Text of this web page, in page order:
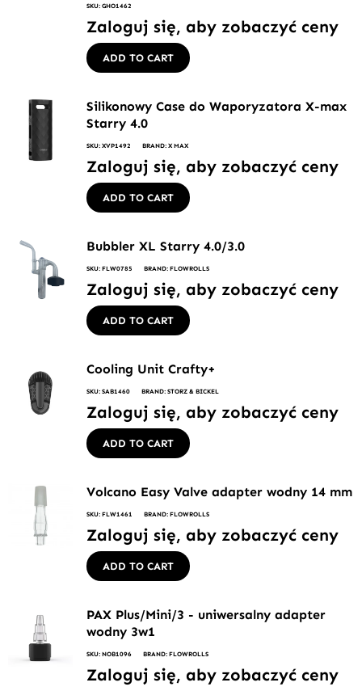
SKU: GHO1462
Zaloguj się, aby zobaczyć ceny
ADD TO CART
Silikonowy Case do Waporyzatora X-max
Starry 4.0
SKU: XVP1492 BRAND: X MAX
Zaloguj się, aby zobaczyć ceny
ADD TO CART
Bubbler XL Starry 4.0/3.0
SKU: FLW0785 BRAND: FLOWROLLS
Zaloguj się, aby zobaczyć ceny
ADD TO CART
Cooling Unit Crafty+
SKU: SAB1460 BRAND: STORZ & BICKEL
Zaloguj się, aby zobaczyć ceny
ADD TO CART
Volcano Easy Valve adapter wodny 14 mm
SKU: FLW1461 BRAND: FLOWROLLS
Zaloguj się, aby zobaczyć ceny
ADD TO CART
PAX Plus/Mini/3 - uniwersalny adapter
wodny 3w1
SKU: NOB1096 BRAND: FLOWROLLS
Zaloguj się, aby zobaczyć ceny